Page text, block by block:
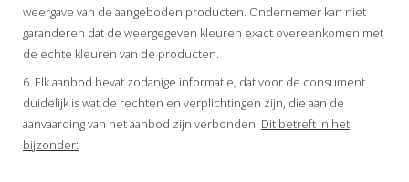
weergave van de aangeboden producten. Ondernemer kan niet
garanderen dat de weergegeven kleuren exact overeenkomen met
de echte kleuren van de producten.
6. Elk aanbod bevat zodanige informatie, dat voor de consument
duidelijk is wat de rechten en verplichtingen zijn, die aan de
aanvaarding van het aanbod zijn verbonden. Dit betreft in het
bijzonder: